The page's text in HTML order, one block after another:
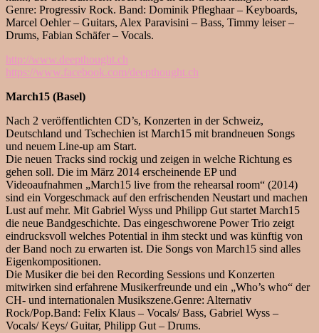
Genre: Progressiv Rock. Band: Dominik Pfleghaar – Keyboards,
Marcel Oehler – Guitars, Alex Paravisini – Bass, Timmy leiser –
Drums, Fabian Schäfer – Vocals.
http://www.deepthought.ch
https://www.facebook.com/deepthought.ch
March15 (Basel)
Nach 2 veröffentlichten CD’s, Konzerten in der Schweiz,
Deutschland und Tschechien ist March15 mit brandneuen Songs
und neuem Line-up am Start.
Die neuen Tracks sind rockig und zeigen in welche Richtung es
gehen soll. Die im März 2014 erscheinende EP und
Videoaufnahmen „March15 live from the rehearsal room“ (2014)
sind ein Vorgeschmack auf den erfrischenden Neustart und machen
Lust auf mehr. Mit Gabriel Wyss und Philipp Gut startet March15
die neue Bandgeschichte. Das eingeschworene Power Trio zeigt
eindrucksvoll welches Potential in ihm steckt und was künftig von
der Band noch zu erwarten ist. Die Songs von March15 sind alles
Eigenkompositionen.
Die Musiker die bei den Recording Sessions und Konzerten
mitwirken sind erfahrene Musikerfreunde und ein „Who’s who“ der
CH- und internationalen Musikszene.Genre: Alternativ
Rock/Pop.Band: Felix Klaus – Vocals/ Bass, Gabriel Wyss –
Vocals/ Keys/ Guitar, Philipp Gut – Drums.